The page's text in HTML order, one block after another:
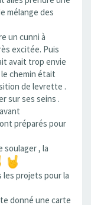
mélange des
un cunni à
excitée. Puis
avait trop envie
chemin était
de levrette .
sur ses seins .
préparés pour
soulager , la
les projets pour la
donné une carte